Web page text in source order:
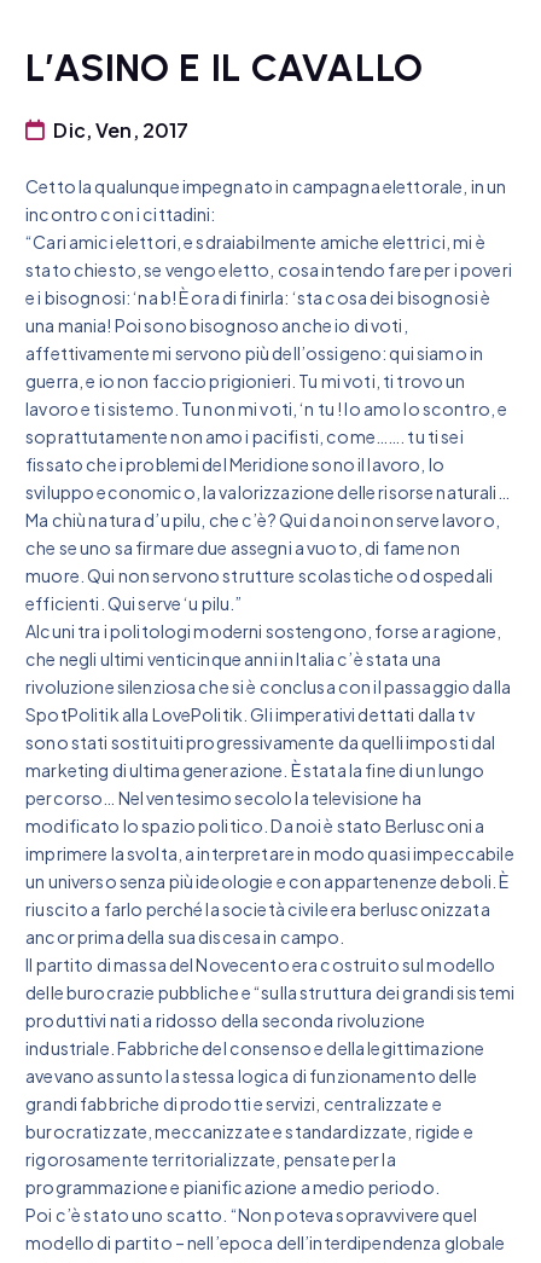
L’ASINO E IL CAVALLO
Dic, Ven, 2017
Cetto la qualunque impegnato in campagna elettorale, in un
incontro con i cittadini:
“Cari amici elettori, e sdraiabilmente amiche elettrici, mi è
stato chiesto, se vengo eletto, cosa intendo fare per i poveri
e i bisognosi: ‘na b! È ora di finirla: ‘sta cosa dei bisognosi è
una mania! Poi sono bisognoso anche io di voti,
affettivamente mi servono più dell’ossigeno: qui siamo in
guerra, e io non faccio prigionieri. Tu mi voti, ti trovo un
lavoro e ti sistemo. Tu non mi voti, ‘n tu ! Io amo lo scontro, e
soprattutamente non amo i pacifisti, come……. tu ti sei
fissato che i problemi del Meridione sono il lavoro, lo
sviluppo economico, la valorizzazione delle risorse naturali…
Ma chiù natura d’u pilu, che c’è? Qui da noi non serve lavoro,
che se uno sa firmare due assegni a vuoto, di fame non
muore. Qui non servono strutture scolastiche od ospedali
efficienti. Qui serve ‘u pilu.”
Alcuni tra i politologi moderni sostengono, forse a ragione,
che negli ultimi venticinque anni in Italia c’è stata una
rivoluzione silenziosa che si è conclusa con il passaggio dalla
SpotPolitik alla LovePolitik. Gli imperativi dettati dalla tv
sono stati sostituiti progressivamente da quelli imposti dal
marketing di ultima generazione. È stata la fine di un lungo
percorso… Nel ventesimo secolo la televisione ha
modificato lo spazio politico. Da noi è stato Berlusconi a
imprimere la svolta, a interpretare in modo quasi impeccabile
un universo senza più ideologie e con appartenenze deboli. È
riuscito a farlo perché la società civile era berlusconizzata
ancor prima della sua discesa in campo.
Il partito di massa del Novecento era costruito sul modello
delle burocrazie pubbliche e “sulla struttura dei grandi sistemi
produttivi nati a ridosso della seconda rivoluzione
industriale. Fabbriche del consenso e della legittimazione
avevano assunto la stessa logica di funzionamento delle
grandi fabbriche di prodotti e servizi, centralizzate e
burocratizzate, meccanizzate e standardizzate, rigide e
rigorosamente territorializzate, pensate per la
programmazione e pianificazione a medio periodo.
Poi c’è stato uno scatto. “Non poteva sopravvivere quel
modello di partito – nell’epoca dell’interdipendenza globale